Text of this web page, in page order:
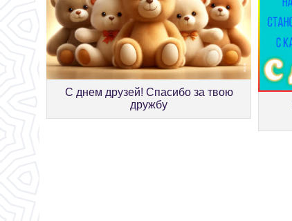
С днем друзей! Спасибо за твою
дружбу